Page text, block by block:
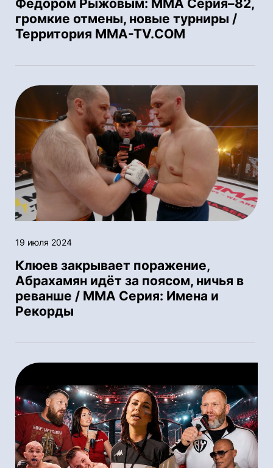
Фёдором Рыжовым: ММА Серия–82,
громкие отмены, новые турниры /
Территория MMA-TV.COM
19 июля 2024
Клюев закрывает поражение,
Абрахамян идёт за поясом, ничья в
реванше / ММА Серия: Имена и
Рекорды